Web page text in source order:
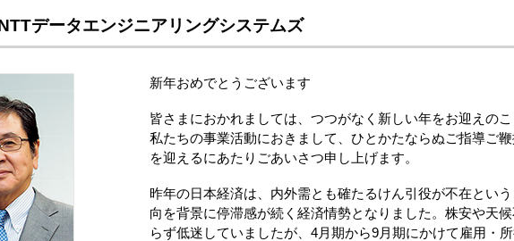
データエンジニアリングシステムズ
新年おめでとうございます
皆さまにおかれましては、つつがなく新しい年をお迎えの
私たちの事業活動におきまして、ひとかたならぬご指導ご
を迎えるにあたりごあいさつ申し上げます。
昨年の日本経済は、内外需とも確たるけん引役が不在とい
向を背景に停滞感が続く経済情勢となりました。株安や天
らず低迷していましたが、4月期から9月期にかけて雇用・